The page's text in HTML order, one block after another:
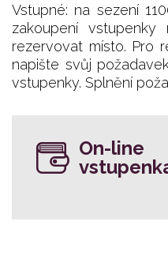
Vstupné: na sezení
zakoupení
rezervovat místo. Pro
napište svůj
vstupenky. Splnění
On-line